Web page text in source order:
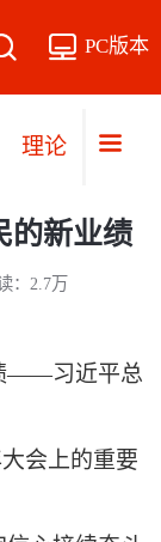
PC版本
理论 党建
的新业绩
：2.7万
——习近平总
会上的重要